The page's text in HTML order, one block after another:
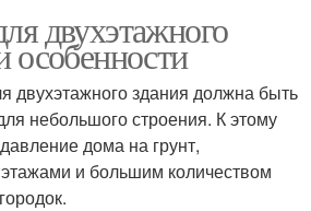
двухэтажного
двухэтажного здания должна быть
небольшого строения. К этому
дома на грунт,
и большим количеством